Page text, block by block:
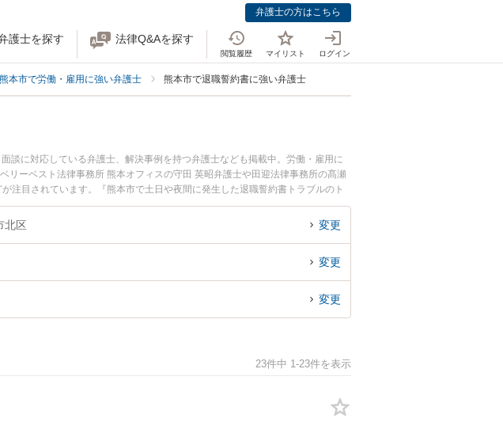
弁護士の方はこちら
護士を探す 法律Q&Aを探す
閲覧履歴 マイリスト ログイン
熊本市で労働・雇用に強い弁護士 熊本市で退職誓約書に強い弁護士
談に対応している弁護士、解決事例を持つ弁護士なども掲載中。労働・雇用に
ーベスト法律事務所 熊本オフィスの守田 英昭弁護士や田迎法律事務所の髙瀬
注目されています。『熊本市で土日や夜間に発生した退職誓約書トラブルのト
護士を検索したい』『初回相談無料で退職誓約書トラブルを法律相談できる熊
北区 変更
変更
変更
23件中 1-23件を表示